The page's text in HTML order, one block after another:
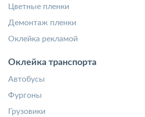
Цветные пленки
Демонтаж пленки
Оклейка рекламой
Оклейка транспорта
Автобусы
Фургоны
Грузовики